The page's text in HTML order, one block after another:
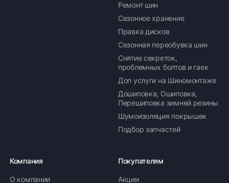
Ремонт шин
Сезонное хранение
Правка дисков
Сезонная переобувка шин
Снятие секреток,
проблемных болтов и гаек
Доп услуги на Шиномонтаже
Дошиповка, Ошиповка,
Перешиповка зимней резины
Шумоизоляция покрышек
Подбор запчастей
Компания
О компании
Покупателям
Акции